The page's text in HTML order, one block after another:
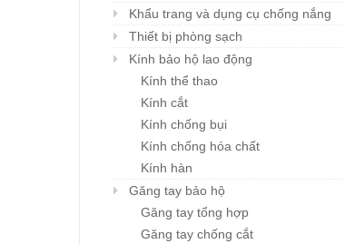
Khẩu trang và dụng cụ chống nắng
Thiết bị phòng sạch
Kính bảo hộ lao động
Kính thể thao
Kính cắt
Kính chống bụi
Kính chống hóa chất
Kính hàn
Găng tay bảo hộ
Găng tay tổng hợp
Găng tay chống cắt